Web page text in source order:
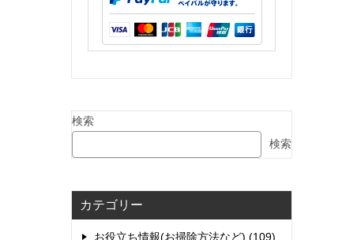
検索
検索
カテゴリー
お役立ち情報(お掃除方法など) (109)